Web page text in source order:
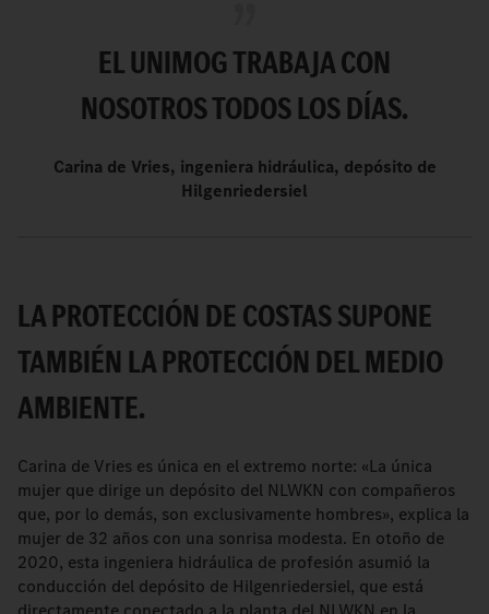
EL UNIMOG TRABAJA CON
NOSOTROS TODOS LOS DÍAS.
Carina de Vries, ingeniera hidráulica, depósito de
Hilgenriedersiel
LA PROTECCIÓN DE COSTAS SUPONE
TAMBIÉN LA PROTECCIÓN DEL MEDIO
AMBIENTE.
Carina de Vries es única en el extremo norte: «La única
mujer que dirige un depósito del NLWKN con compañeros
que, por lo demás, son exclusivamente hombres», explica la
mujer de 32 años con una sonrisa modesta. En otoño de
2020, esta ingeniera hidráulica de profesión asumió la
conducción del depósito de Hilgenriedersiel, que está